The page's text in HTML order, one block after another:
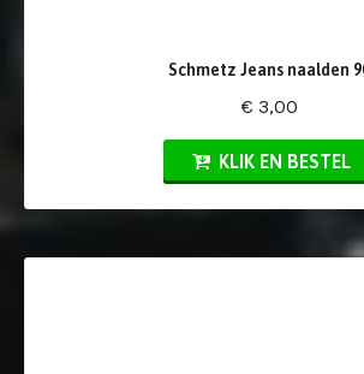
Schmetz Jeans naalden
€ 3,00
KLIK EN BESTEL